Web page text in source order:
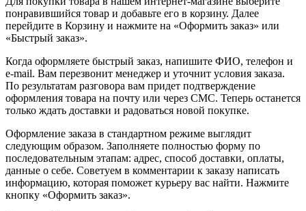
понравившийся товар и добавьте его в корзину. Далее
перейдите в Корзину и нажмите на «Оформить заказ» или
«Быстрый заказ».
Когда оформляете быстрый заказ, напишите ФИО, телефон и
e-mail. Вам перезвонит менеджер и уточнит условия заказа.
По результатам разговора вам придет подтверждение
оформления товара на почту или через СМС. Теперь останется
только ждать доставки и радоваться новой покупке.
Оформление заказа в стандартном режиме выглядит
следующим образом. Заполняете полностью форму по
последовательным этапам: адрес, способ доставки, оплаты,
данные о себе. Советуем в комментарии к заказу написать
информацию, которая поможет курьеру вас найти. Нажмите
кнопку «Оформить заказ».